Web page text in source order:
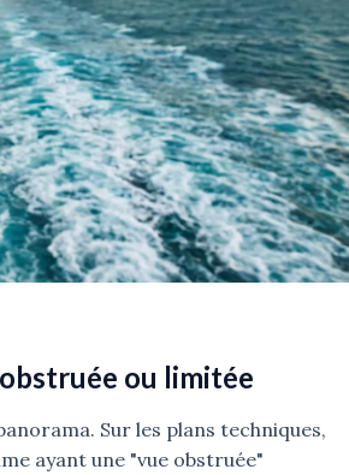
ou limitée
Sur les plans techniques,
ayant une "vue obstruée"